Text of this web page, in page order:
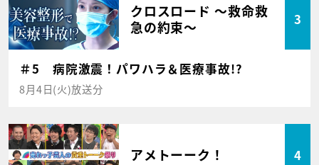
クロスロード ～救命救
急の約束～
3
＃5 病院激震！パワハラ＆医療事故!?
8月4日(火)放送分
アメトーーク！ 4